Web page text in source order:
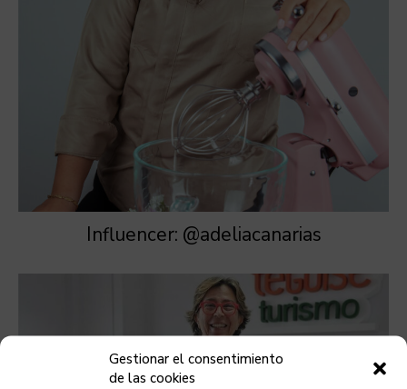
Gestionar el consentimiento
de las cookies
Influencer: @adeliacanarias